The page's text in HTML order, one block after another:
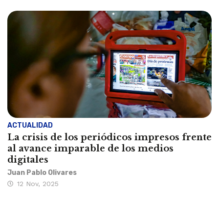
ACTUALIDAD
La crisis de los periódicos impresos frente
al avance imparable de los medios
digitales
Juan Pablo Olivares
12 Nov, 2025